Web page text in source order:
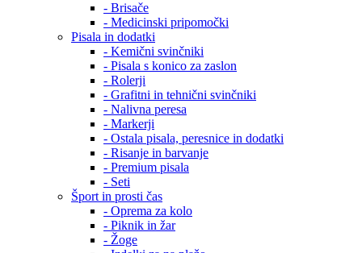
- Brisače
- Medicinski pripomočki
Pisala in dodatki
- Kemični svinčniki
- Pisala s konico za zaslon
- Rolerji
- Grafitni in tehnični svinčniki
- Nalivna peresa
- Markerji
- Ostala pisala, peresnice in dodatki
- Risanje in barvanje
- Premium pisala
- Seti
Šport in prosti čas
- Oprema za kolo
- Piknik in žar
- Žoge